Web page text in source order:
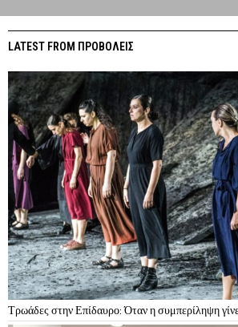
LATEST FROM ΠΡΟΒΟΛΕΙΣ
Τρωάδες στην Επίδαυρο: Όταν η συμπερίληψη